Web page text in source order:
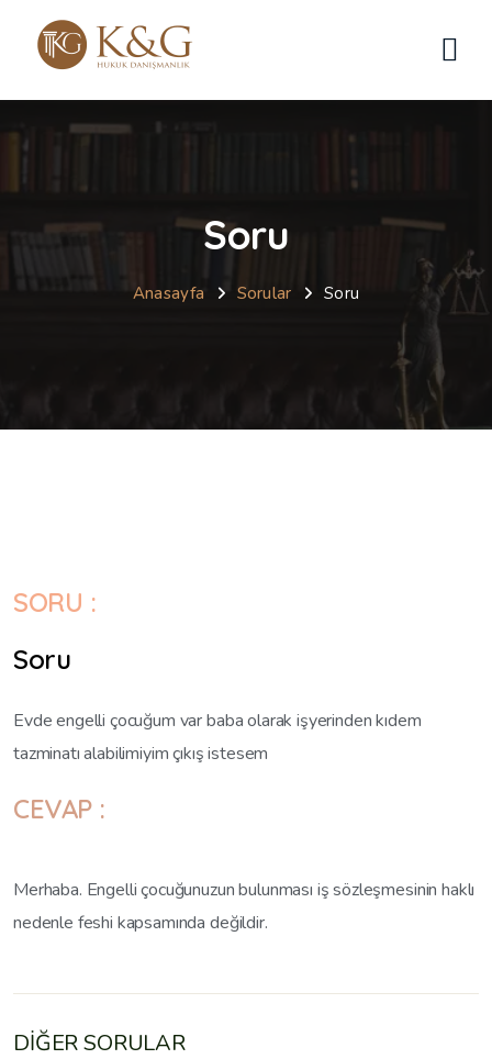
Soru
Anasayfa Sorular Soru
SORU :
Soru
Evde engelli çocuğum var baba olarak işyerinden kıdem
tazminatı alabilimiyim çıkış istesem
CEVAP :
Merhaba. Engelli çocuğunuzun bulunması iş sözleşmesinin haklı
nedenle feshi kapsamında değildir.
DİĞER SORULAR